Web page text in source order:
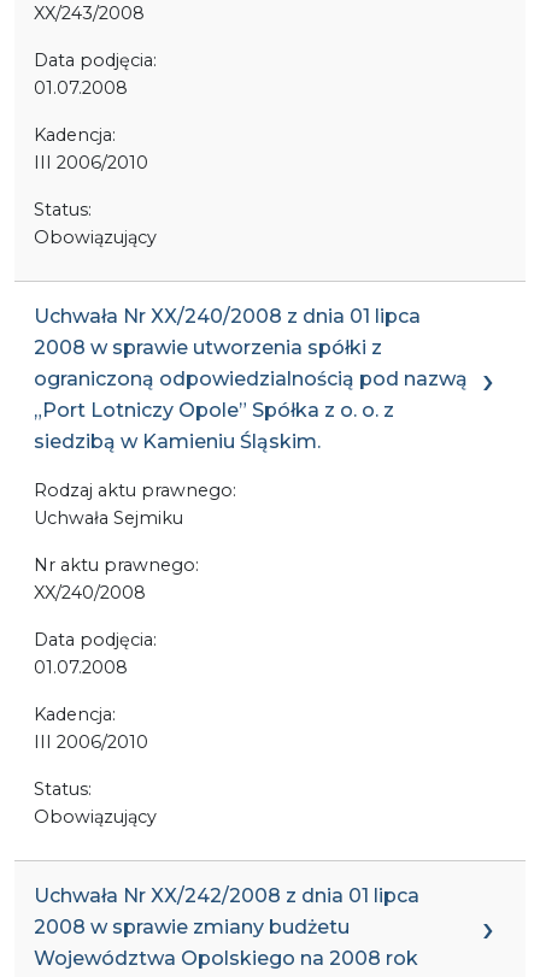
XX/243/2008
Data podjęcia:
01.07.2008
Kadencja:
III 2006/2010
Status:
Obowiązujący
Uchwała Nr XX/240/2008 z dnia 01 lipca
2008 w sprawie utworzenia spółki z
ograniczoną odpowiedzialnością pod nazwą
„Port Lotniczy Opole” Spółka z o. o. z
siedzibą w Kamieniu Śląskim.
Rodzaj aktu prawnego:
Uchwała Sejmiku
Nr aktu prawnego:
XX/240/2008
Data podjęcia:
01.07.2008
Kadencja:
III 2006/2010
Status:
Obowiązujący
Uchwała Nr XX/242/2008 z dnia 01 lipca
2008 w sprawie zmiany budżetu
Województwa Opolskiego na 2008 rok